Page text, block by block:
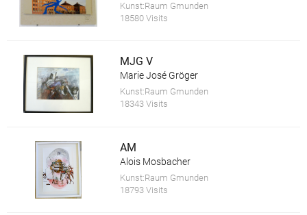
Kunst:Raum Gmunden
18580 Visits
MJG V
Marie José Gröger
Kunst:Raum Gmunden
18343 Visits
AM
Alois Mosbacher
Kunst:Raum Gmunden
18793 Visits